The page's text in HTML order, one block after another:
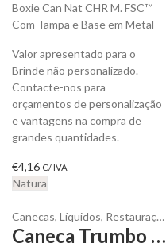
Boxie Can Nat CHR M. FSC™
Com Tampa e Base em Metal
Valor apresentado para o
Brinde não personalizado.
Contacte-nos para
orçamentos de personalização
e vantagens na compra de
grandes quantidades.
€4,16 C/ IVA
Natura
Canecas, Líquidos, Restauração
Caneca Trumbo em Aço Inox Parede Dupla para personalizar